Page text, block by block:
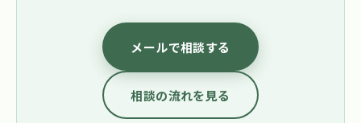
メールで相談する
相談の流れを見る